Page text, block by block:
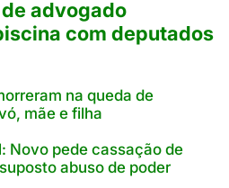
advogado
com deputados
na queda de
mãe e filha
Novo pede cassação de
abuso de poder